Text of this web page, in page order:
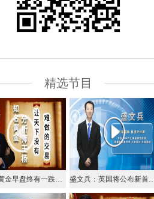
精选节目
王杨：黄金早盘终有一跌，回落1418区域内直接多！ 盛文兵：英国将公布新首相人选，